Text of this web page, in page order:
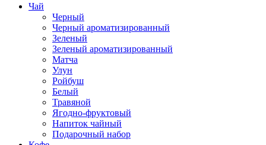
Чай
Черный
Черный ароматизированный
Зеленый
Зеленый ароматизированный
Матча
Улун
Ройбуш
Белый
Травяной
Ягодно-фруктовый
Напиток чайный
Подарочный набор